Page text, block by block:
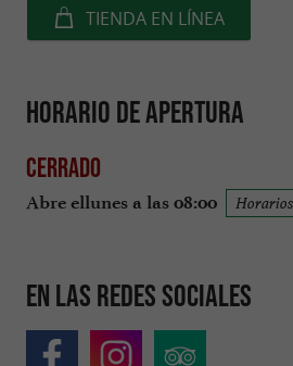
TIENDA EN LÍNEA
Horario de apertura
Cerrado
Abre ellunes a las 08:00
En las redes sociales